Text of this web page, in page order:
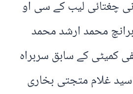
چغتائی لیب کے سی او
محمد ارشد محمد
کمیٹی کے سابق سربراہ
غلام متجتی بخاری